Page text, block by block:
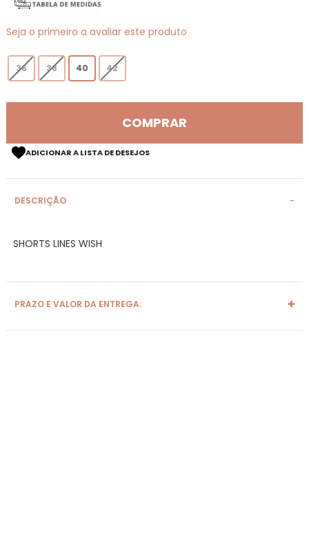
Seja o primeiro a avaliar este produto
36 38 40 42
COMPRAR
ADICIONAR A LISTA DE DESEJOS
DESCRIÇÃO
SHORTS LINES WISH
PRAZO E VALOR DA ENTREGA: